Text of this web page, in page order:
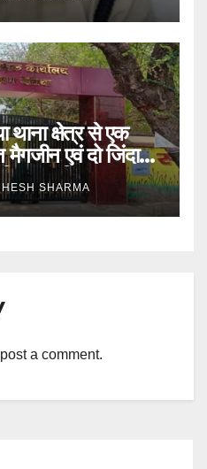
थाना क्षेत्र से एक
एवं दो जिंदा
दिया
SHARMA
a comment.